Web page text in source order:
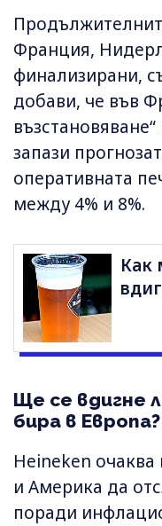
Франция,
финализирани,
добави, че във
запази
оперативната
между 4% и 8%.
Как
Ще се вдигне
бира в Европа?
Heineken
и Америка да
поради